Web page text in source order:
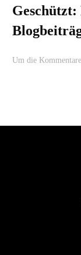
Geschützt:
Um die